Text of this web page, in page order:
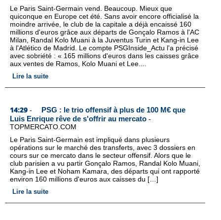
Le Paris Saint-Germain vend. Beaucoup. Mieux que
quiconque en Europe cet été. Sans avoir encore officialisé la
moindre arrivée, le club de la capitale a déjà encaissé 160
millions d'euros grâce aux départs de Gonçalo Ramos à l'AC
Milan, Randal Kolo Muani à la Juventus Turin et Kang-in Lee
à l'Atlético de Madrid. Le compte PSGInside_Actu l'a précisé
avec sobriété : « 165 millions d'euros dans les caisses grâce
aux ventes de Ramos, Kolo Muani et Lee....
Lire la suite
14:29 -
PSG : le trio offensif à plus de 100 M€ que
Luis Enrique rêve de s'offrir au mercato -
TOPMERCATO.COM
Le Paris Saint-Germain est impliqué dans plusieurs
opérations sur le marché des transferts, avec 3 dossiers en
cours sur ce mercato dans le secteur offensif. Alors que le
club parisien a vu partir Gonçalo Ramos, Randal Kolo Muani,
Kang-in Lee et Noham Kamara, des départs qui ont rapporté
environ 160 millions d'euros aux caisses du […]
Lire la suite